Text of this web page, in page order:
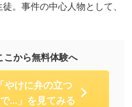
。事件の中心人物として、
こから無料体験へ
やけに弁の立つ
…」を見てみる